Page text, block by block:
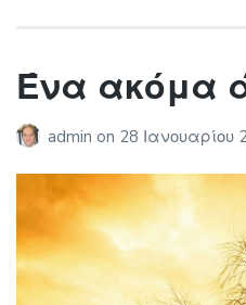
Ένα ακόμα
admin on 28 Ιανουαρίου